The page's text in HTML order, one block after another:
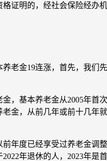
证明的，经社会保险经
老金19连涨，首先，我
金，基本养老金从2005年首
金，从前几年或前十几
前年度已经享受过养老金
年退休的人，2023年